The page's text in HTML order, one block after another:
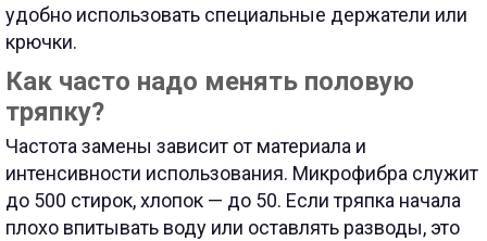
удобно использовать специальные держатели или
крючки.
Как часто надо менять половую
тряпку?
Частота замены зависит от материала и
интенсивности использования. Микрофибра служит
до 500 стирок, хлопок — до 50. Если тряпка начала
плохо впитывать воду или оставлять разводы, это